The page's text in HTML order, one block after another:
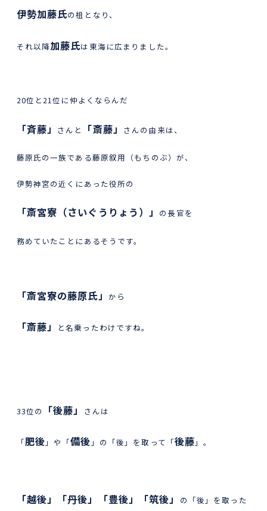
伊勢加藤氏の祖となり、
それ以降加藤氏は東海に広まりました。
20位と21位に仲よくならんだ
「斉藤」 さんと 「斎藤」 さんの由来は、
藤原氏の一族である藤原叙用（もちのぶ）が、
伊勢神宮の近くにあった役所の
「斎宮寮（さいぐうりょう）」 の長官を
務めていたことにあるそうです。
「斎宮寮の藤原氏」 から
「斎藤」 と名乗ったわけですね。
33位の 「後藤」 さんは
「肥後 」や「備後 」の「後」を取って「後藤 」。
「越後」「丹後」「豊後」「筑後」 の「後」を取った